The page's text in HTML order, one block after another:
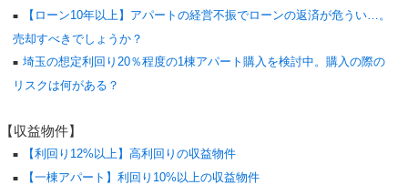
【ローン10年以上】アパートの経営不振でローンの返済が危うい…。
売却すべきでしょうか？
埼玉の想定利回り20％程度の1棟アパート購入を検討中。購入の際の
リスクは何がある？
【収益物件】
【利回り12%以上】高利回りの収益物件
【一棟アパート】利回り10%以上の収益物件